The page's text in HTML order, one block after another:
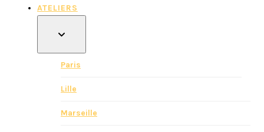
ATELIERS
Paris
Lille
Marseille